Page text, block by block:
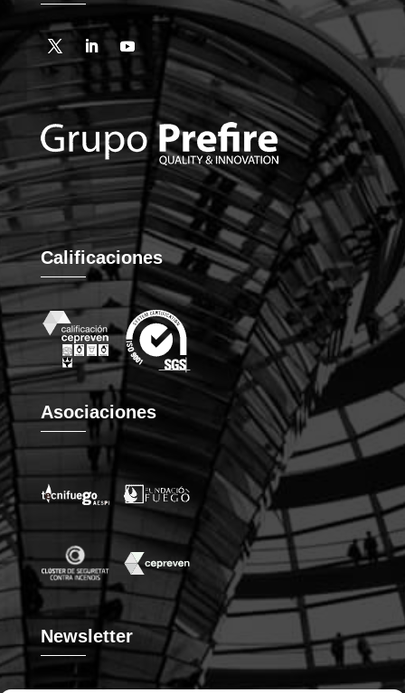
Calificaciones
Asociaciones
Newsletter